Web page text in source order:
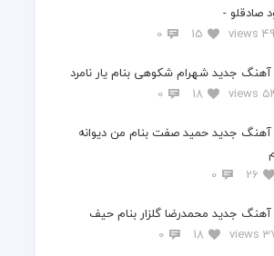
صادقلو -
495
15
0
آهنگ جدید شهرام شکوهی بنام یار نامرد
540
18
0
آهنگ جدید حمید صفت بنام من دیوانه
26
0
آهنگ جدید محمدرضا گلزار بنام حیف
379
18
0